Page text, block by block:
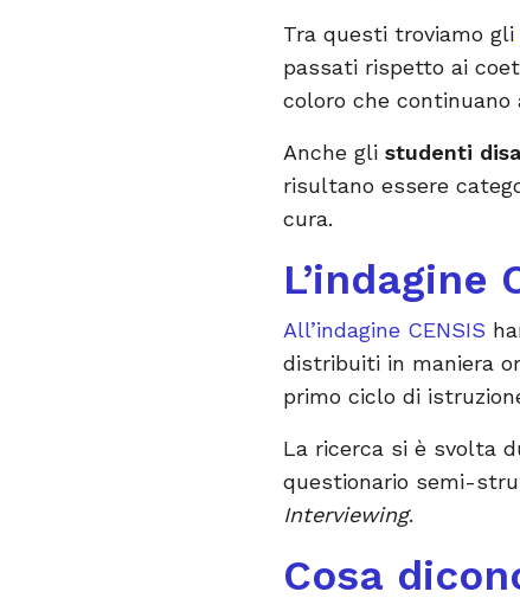
Tra questi troviamo gli
passati rispetto ai
coloro che
Anche gli studenti
risultano essere
cura.
L’indagine
All’indagine CENSIS
distribuiti in maniera
primo ciclo di
La ricerca si è svolta
questionario semi-
Interviewing.
Cosa